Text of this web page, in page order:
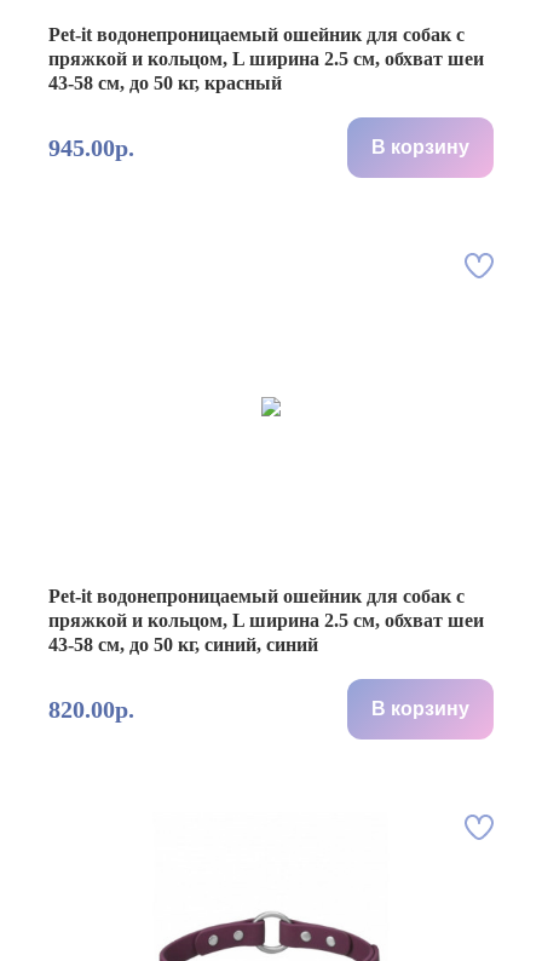
Pet-it водонепроницаемый ошейник для собак с
пряжкой и кольцом, L ширина 2.5 см, обхват шеи
43-58 см, до 50 кг, красный
945.00р. В корзину
Pet-it водонепроницаемый ошейник для собак с
пряжкой и кольцом, L ширина 2.5 см, обхват шеи
43-58 см, до 50 кг, синий, синий
820.00р. В корзину